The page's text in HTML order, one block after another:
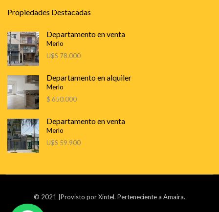
Propiedades Destacadas
Departamento en venta
Merlo
U$S 78.000
Departamento en alquiler
Merlo
$ 650.000
Departamento en venta
Merlo
U$S 59.900
© 2021 | Provisto por Xintel. Perteneciente a Amaira.